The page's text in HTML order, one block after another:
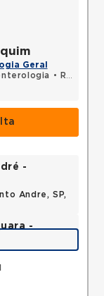
Geral
•
RQE 116525 - Clínica médica
-
Andre, SP,
-
SP,